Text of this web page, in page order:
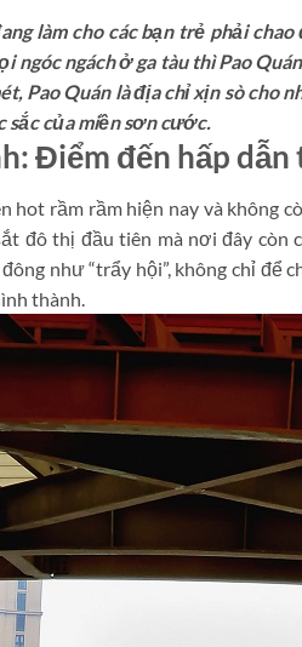
làm cho các bạn trẻ phải
ngóc ngách ở ga tàu thì Pao
Pao Quán là địa chỉ xịn sò cho
sắc của miền sơn cước.
Điểm đến hấp
hot rầm rầm hiện nay và không
đô thị đầu tiên mà nơi đây còn
như “trẩy hội”, không chỉ để
thành.